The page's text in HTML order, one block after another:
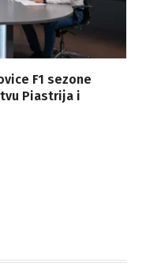
F1 sezone
Piastrija i